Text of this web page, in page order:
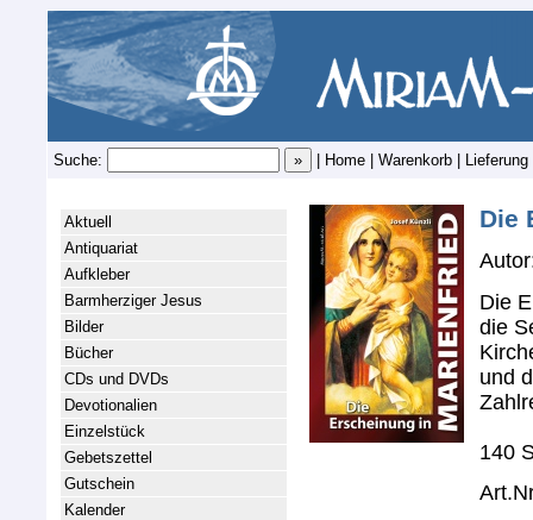
Suche: Home Warenkorb Lieferung
Aktuell
Antiquariat
Aufkleber
Barmherziger Jesus
Bilder
Bücher
CDs und DVDs
Devotionalien
Einzelstück
Gebetszettel
Gutschein
Kalender
Die
Die
die
und
140